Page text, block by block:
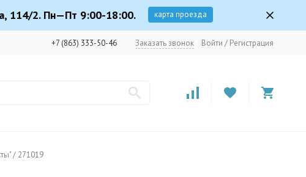
114/2. Пн—Пт 9:00-18:00. карта проезда
+7 (863) 333-50-46 Заказать звонок Войти / Регистрация
/ 271019